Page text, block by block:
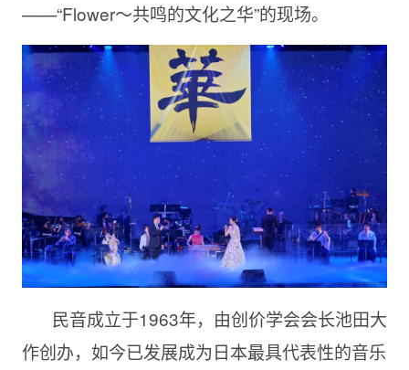
——“Flower～共鸣的文化之华”的现场。
民音成立于1963年，由创价学会会长池田大
作创办，如今已发展成为日本最具代表性的音乐